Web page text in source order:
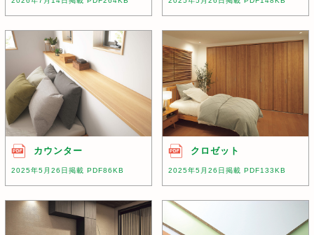
カウンター
2025年5月26日掲載 PDF86KB
クロゼット
2025年5月26日掲載 PDF133KB